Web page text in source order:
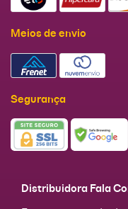
Meios de envio
Segurança
Distribuidora Fala